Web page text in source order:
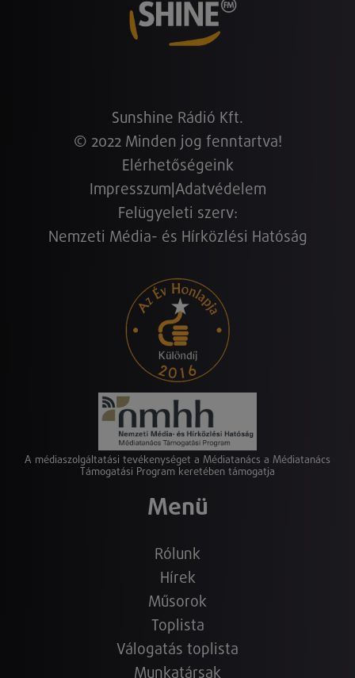
Sunshine Rádió Kft.
© 2022 Minden jog fenntartva!
Elérhetőségeink
Impresszum Adatvédelem
Felügyeleti szerv:
Nemzeti Média- és Hírközlési Hatóság
A médiaszolgáltatási tevékenységet a Médiatanács a Médiatanács
Támogatási Program keretében támogatja
Menü
Rólunk
Hírek
Műsorok
Toplista
Válogatás toplista
Munkatársak